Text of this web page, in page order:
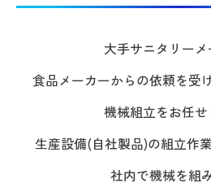
大手サニタリーメ
食品メーカーからの依頼を受
機械組立をお任せ
生産設備(自社製品)の組立作
社内で機械を組